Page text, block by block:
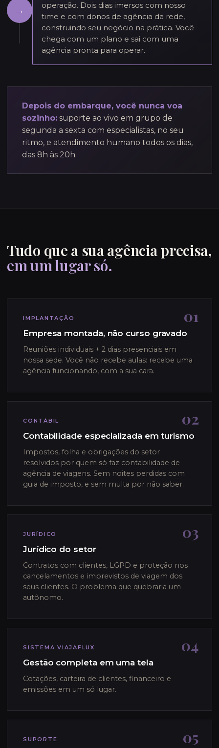
→
operação. Dois dias imersos com nosso
time e com donos de agência da rede,
construindo seu negócio na prática. Você
chega com um plano e sai com uma
agência pronta para operar.
Depois do embarque, você nunca voa
sozinho: suporte ao vivo em grupo de
segunda a sexta com especialistas, no seu
ritmo, e atendimento humano todos os dias,
das 8h às 20h.
Tudo que a sua agência precisa,
em um lugar só.
01
IMPLANTAÇÃO
Empresa montada, não curso gravado
Reuniões individuais + 2 dias presenciais em
nossa sede. Você não recebe aulas: recebe uma
agência funcionando, com a sua cara.
02
CONTÁBIL
Contabilidade especializada em turismo
Impostos, folha e obrigações do setor
resolvidos por quem só faz contabilidade de
agência de viagens. Sem noites perdidas com
guia de imposto, e sem multa por não saber.
03
JURÍDICO
Jurídico do setor
Contratos com clientes, LGPD e proteção nos
cancelamentos e imprevistos de viagem dos
seus clientes. O problema que quebraria um
autônomo.
04
SISTEMA VIAJAFLUX
Gestão completa em uma tela
Cotações, carteira de clientes, financeiro e
emissões em um só lugar.
05
SUPORTE